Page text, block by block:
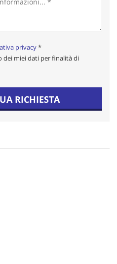
privacy*
miei dati per finalità di
RICHIESTA